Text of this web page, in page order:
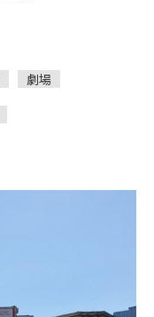
劇場